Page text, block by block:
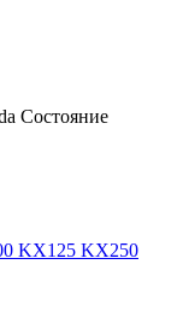
Состояние